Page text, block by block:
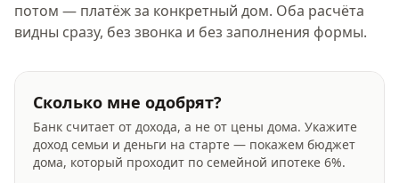
потом — платёж за конкретный дом. Оба расчёта
видны сразу, без звонка и без заполнения формы.
Сколько мне одобрят?
Банк считает от дохода, а не от цены дома. Укажите
доход семьи и деньги на старте — покажем бюджет
дома, который проходит по семейной ипотеке 6%.